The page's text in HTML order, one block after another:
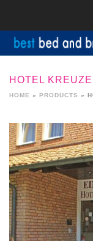
HOTEL
HOME » PRODUCTS »